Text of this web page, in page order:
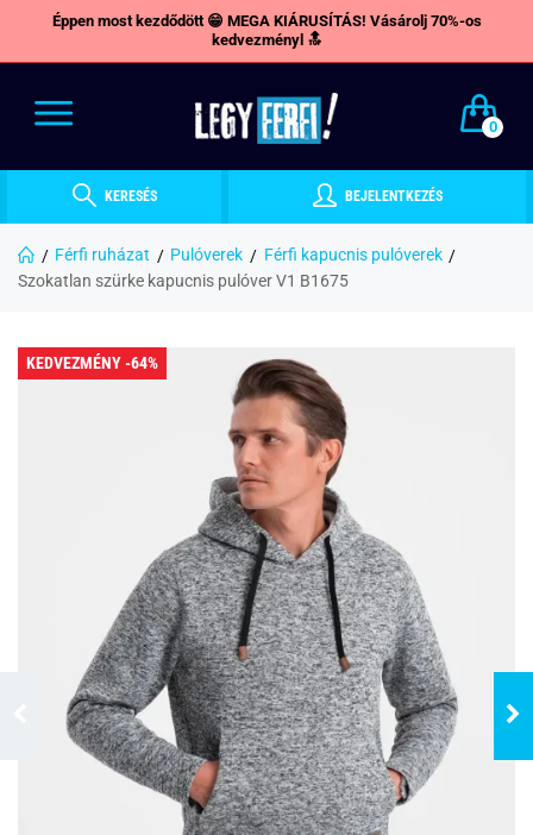
Éppen most kezdődött 😁 MEGA KIÁRUSÍTÁS! Vásárolj 70%-os
kedvezményl 🔝
0
KERESÉS BEJELENTKEZÉS
Férfi ruházat Pulóverek
Férfi kapucnis pulóverek
Szokatlan szürke kapucnis pulóver V1 B1675
KEDVEZMÉNY -64%